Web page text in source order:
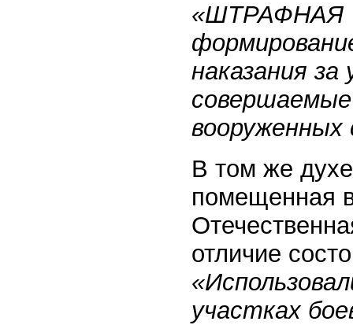
«ШТРАФНАЯ
наказания
совершаемые
вооруженных
В том же
помещенная
отличие
участках